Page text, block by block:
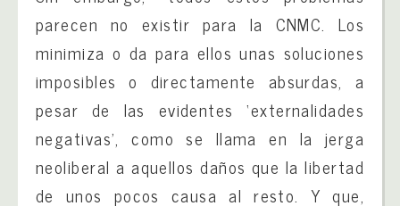
parecen no existir para la CNMC. Los
minimiza o da para ellos unas soluciones
imposibles o directamente absurdas, a
pesar de las evidentes ‘externalidades
negativas’, como se llama en la jerga
neoliberal a aquellos daños que la libertad
de unos pocos causa al resto. Y que,